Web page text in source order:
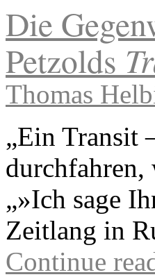
Die
Petzolds
Thomas
„Ein Transit
durchfahren,
„»Ich sage
Zeitlang in
Continue